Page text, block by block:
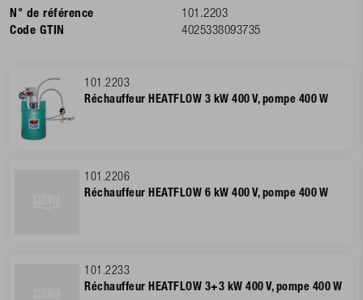
N° de référence
101.2203
Code GTIN
4025338093735
101.2203
Réchauffeur HEATFLOW 3 kW 400 V, pompe 400 W
101.2206
Réchauffeur HEATFLOW 6 kW 400 V, pompe 400 W
101.2233
Réchauffeur HEATFLOW 3+3 kW 400 V, pompe 400 W